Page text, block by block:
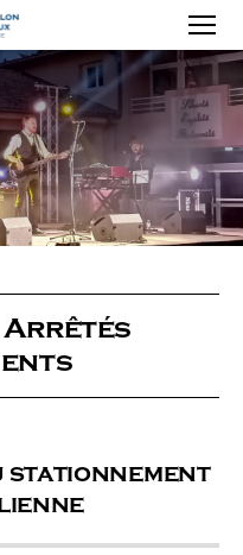
Arrêtés
stationnement